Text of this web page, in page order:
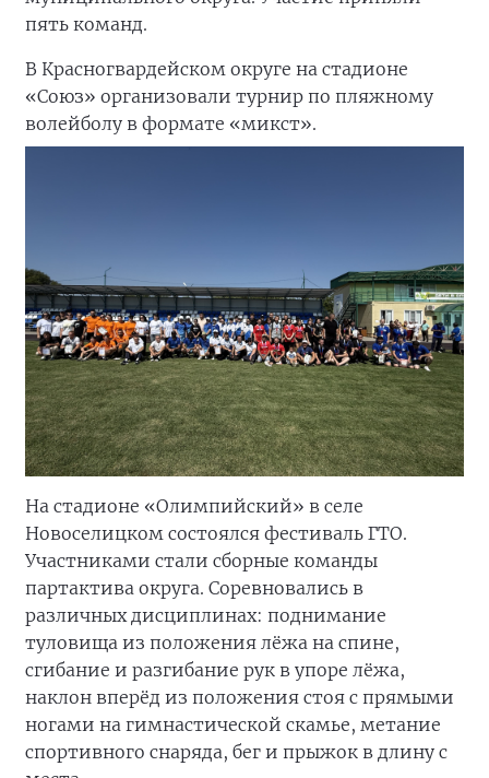
соревнования по футболу среди дворовых и
уличных команд Ипатовского
муниципального округа. Участие приняли
пять команд.
В Красногвардейском округе на стадионе
«Союз» организовали турнир по пляжному
волейболу в формате «микст».